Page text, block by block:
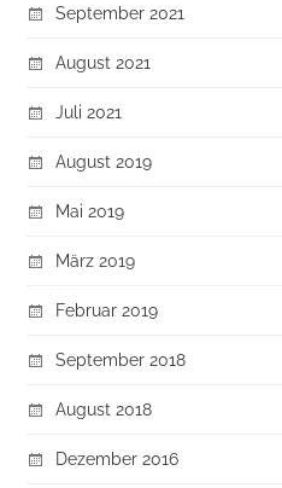
September 2021
August 2021
Juli 2021
August 2019
Mai 2019
März 2019
Februar 2019
September 2018
August 2018
Dezember 2016